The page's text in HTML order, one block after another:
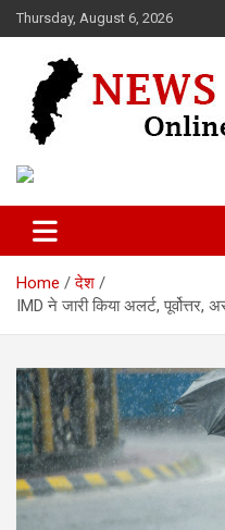
Skip
to
Thursday, August 6, 2026
News 36
Home
देश
IMD ने जारी किया अलर्ट, पूर्वोत्तर,